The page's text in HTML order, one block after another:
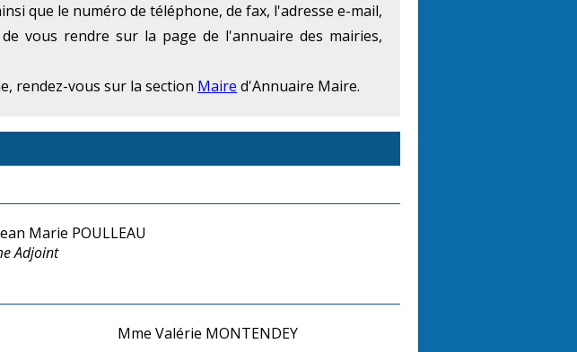
que le numéro de téléphone, de fax, l'adresse e-mail,
vous rendre sur la page de l'annuaire des mairies,
rendez-vous sur la section Maire d'Annuaire Maire.
Marie POULLEAU
Adjoint
Mme Valérie MONTENDEY